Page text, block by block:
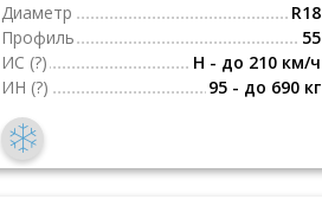
Диаметр
R18
Профиль
55
ИС (?)
H - до 210 км/ч
ИН (?) 95 - до 690 кг